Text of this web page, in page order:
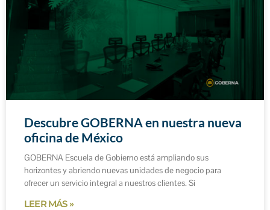
Descubre GOBERNA en nuestra nueva
oficina de México
GOBERNA Escuela de Gobierno está ampliando sus
horizontes y abriendo nuevas unidades de negocio para
ofrecer un servicio integral a nuestros clientes. Si
LEER MÁS »